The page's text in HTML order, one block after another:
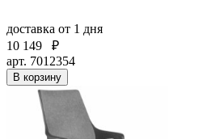
доставка от 1 дня
10 149
₽
арт. 7012354
В корзину